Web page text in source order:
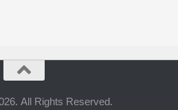
All Rights Reserved.